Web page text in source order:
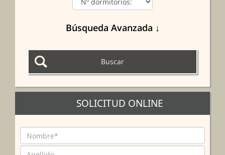
Búsqueda Avanzada ↓
SOLICITUD ONLINE